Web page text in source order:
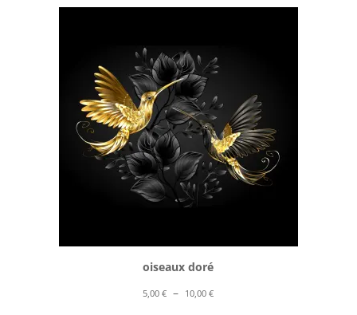
prix :
10,00 €
oiseaux doré
5,00€ – 10,00€Plage